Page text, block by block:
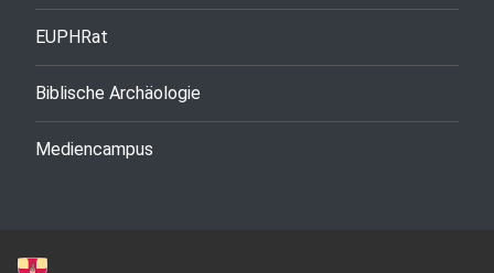
EUPHRat
Biblische Archäologie
Mediencampus